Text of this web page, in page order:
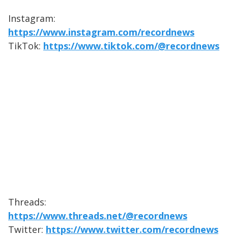
Instagram:
https://www.instagram.com/recordnews
TikTok: https://www.tiktok.com/@recordnews
Threads:
https://www.threads.net/@recordnews
Twitter: https://www.twitter.com/recordnews